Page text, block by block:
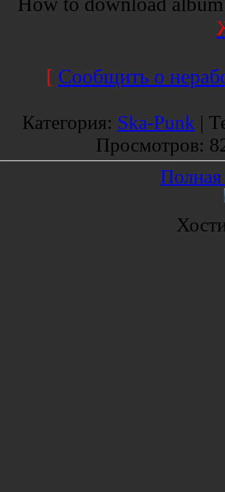
[ Сообщить о
Категория: Ska-Punk |
Просмотров:
Полная